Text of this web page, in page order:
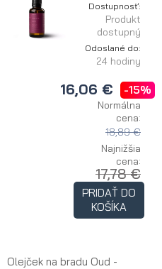
Dostupnosť:
Produkt
dostupný
Odoslané do:
24 hodiny
16,06 € -15%
Normálna
cena:
18,89 €
Najnižšia
cena:
17,78 €
PRIDAŤ DO
KOŠÍKA
Olejček na bradu Oud -